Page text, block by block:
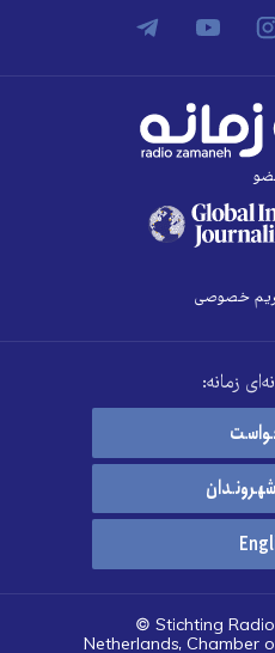
خصوصی
زمانه:
© Stichting
Netherlands, Chamber